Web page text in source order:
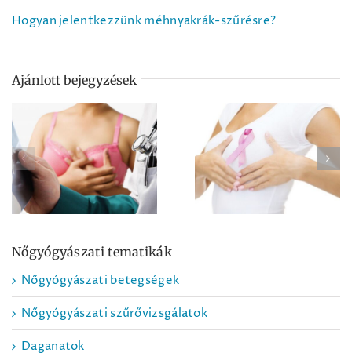
Hogyan jelentkezzünk méhnyakrák-szűrésre?
Ajánlott bejegyzések
Veszélyes a
mammográfia?
Mit tegyek, ha
csomót tapintok a
mellemben?
Nőgyógyászati tematikák
Nőgyógyászati betegségek
Nőgyógyászati szűrővizsgálatok
Daganatok